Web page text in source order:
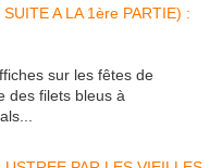
sur les fêtes de
des filets bleus à